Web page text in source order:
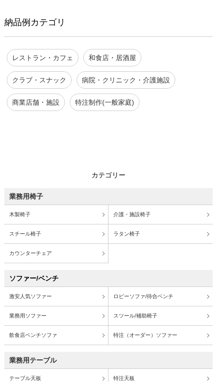
納品例カテゴリ
レストラン・カフェ 和食店・居酒屋
クラブ・スナック 病院・クリニック・介護施設
商業店舗・施設 特注制作(一般家庭)
カテゴリー
業務用椅子
木製椅子 介護・施設椅子
スチール椅子 ラタン椅子
カウンターチェア
ソファー/ベンチ
激安人気ソファー ロビーソファ/待合ベンチ
業務用ソファー スツール/補助椅子
飲食店ベンチソファ 特注（オーダー）ソファー
業務用テーブル
テーブル天板 特注天板